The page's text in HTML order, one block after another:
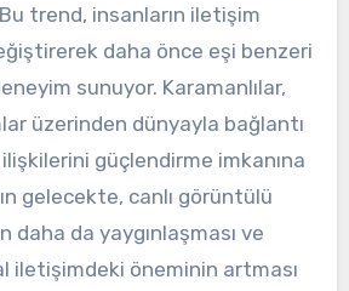
trend, insanların iletişim
daha önce eşi benzeri
sunuyor. Karamanlılar,
üzerinden dünyayla bağlantı
güçlendirme imkanına
gelecekte, canlı görüntülü
da yaygınlaşması ve
iletişimdeki öneminin artması